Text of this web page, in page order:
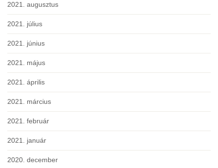
2021. augusztus
2021. július
2021. június
2021. május
2021. április
2021. március
2021. február
2021. január
2020. december